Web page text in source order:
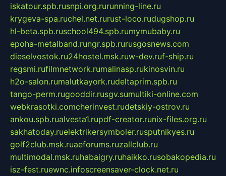
iskatour.spb.rusnpi.org.rurunning-line.ru
krygeva-spa.ruchel.net.rurust-loco.rudugshop.ru
hl-beta.spb.ruschool494.spb.rumymubaby.ru
epoha-metalband.rungr.spb.rurusgosnews.com
dieselvostok.ru24hostel.msk.ruw-dev.ruf-ship.ru
regsmi.rufilmnetwork.rumalinasp.rukinosvin.ru
h2o-salon.rumalutkayork.rudeltaprim.spb.ru
tango-perm.rugooddir.rusgv.sumultiki-online.com
webkrasotki.comcherinvest.rudetskiy-ostrov.ru
ankou.spb.rualvesta1.rupdf-creator.runix-files.org.ru
sakhatoday.ruelektrikersymboler.rusputnikyes.ru
golf2club.msk.ruaeforums.ruzallclub.ru
multimodal.msk.ruhabaigry.ruhaikko.rusobakopedia.ru
isz-fest.ruewnc.infoscreensaver-clock.net.ru